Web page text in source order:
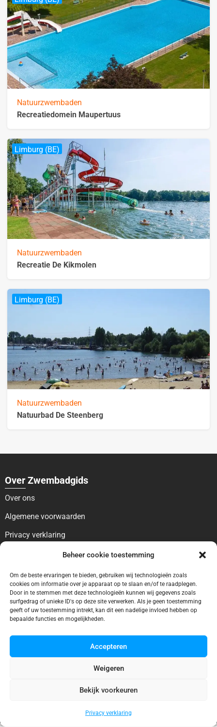
Beheer cookie toestemming
Om de beste ervaringen te bieden, gebruiken wij technologieën zoals
cookies om informatie over je apparaat op te slaan en/of te raadplegen.
Door in te stemmen met deze technologieën kunnen wij gegevens zoals
surfgedrag of unieke ID's op deze site verwerken. Als je geen toestemming
geeft of uw toestemming intrekt, kan dit een nadelige invloed hebben op
bepaalde functies en mogelijkheden.
Accepteren
Weigeren
Bekijk voorkeuren
Privacy verklaring
Natuurzwembaden
Recreatiedomein Maupertuus
Limburg (BE)
Natuurzwembaden
Recreatie De Kikmolen
Limburg (BE)
Natuurzwembaden
Natuurbad De Steenberg
Over Zwembadgids
Over ons
Algemene voorwaarden
Privacy verklaring
Voor bezoekers
Blog
Contact
Voor bedrijven